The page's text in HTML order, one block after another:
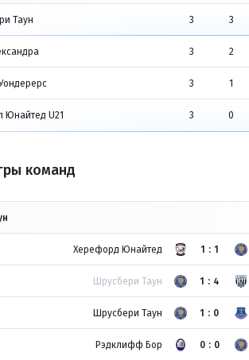
Таун 3 3
3 2
3 1
Юнайтед U21 3 0
команд
Херефорд Юнайтед 1:1
Шрусбери Таун 1:4
Шрусбери Таун 1:0
Рэдклифф Бор 0:0